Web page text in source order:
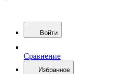
Войти
Сравнение
Избранное